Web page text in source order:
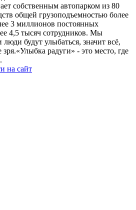
собственным автопарком из 80
общей грузоподъемностью более
3 миллионов постоянных
4,5 тысяч сотрудников. Мы
будут улыбаться, значит всё,
радуги» - это место, где
на сайт